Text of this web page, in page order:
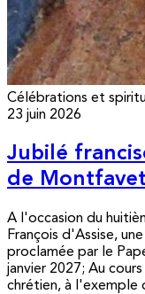
Célébrations et
23 juin 2026
Jubilé
de Montfavet
A l'occasion du
François d'Assise,
proclamée par le
janvier 2027; Au
chrétien, à l'exemple